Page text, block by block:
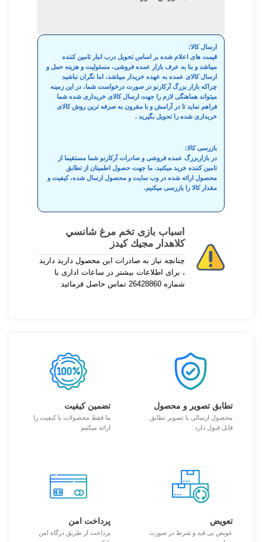
ارسال کالا:
قیمت های اعلام شده بر اساس تحویل درب انبار تامین کننده
میباشد و بنا به عرف بازار عمده فروشی، مسئولیت و هزینه حمل و
ارسال کالای عمده به عهده خریدار میباشد، اما نگران نباشید
چراکه بازار بزرگ آرکارنو در صورت درخواست شما، در این زمینه
میتواند هماهنگی لازم را جهت ارسال کالای خریداری شده شما
فراهم نماید تا در آرامش و با مقرون به صرفه ترین روش کالای
خریداری شده را تحویل بگیرید .
بازرسی کالا:
در بازاربزرگ عمده فروشی و صادرات آرکارنو شما مستقیما از
تامین کننده خرید میکنید. ما جهت حصول اطمینان از تطابق
محصول ارائه شده در وب سایت و محصول ارسال شده، کیفیت و
مقدار کالا را بازرسی میکنیم.
اسباب بازی تخم مرغ شانسي
كلاهدار مجيك كيدز
چنانچه نیاز به صادرات این محصول دارید دارید
، برای اطلاعات بیشتر در ساعات اداری با
شماره 26428860 تماس حاصل فرمائید
تطابق تصویر و محصول
محصول ارسالی با تصویر تطابق
قابل قبول دارد
تضمین کیفیت
ما فقط محصولات با کیفیت را
ارائه میکنیم
تعویض
عویض بی قید و شرط در صورت
پرداخت امن
پرداخت از طریق درگاه امن